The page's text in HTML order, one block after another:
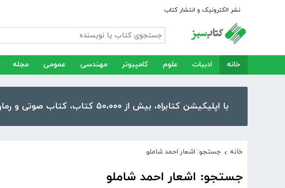
نشر الکترونیک و انتشار کتاب
خانه ادبیات علوم کامپیوتر مهندسی عمومی مجله
با اپلیکیشن کتابراه، بیش از ۵۰،۰۰۰ کتاب، کتاب صوتی و رمان را در موبایل و تبلت خود داشته باشید!
خانه › جستجو: اشعار احمد شاملو
جستجو: اشعار احمد شاملو